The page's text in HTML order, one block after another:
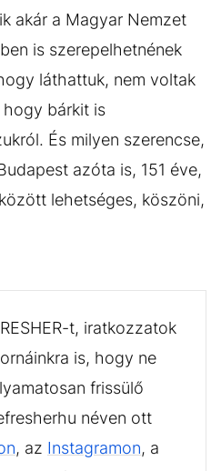
akár a Magyar Nemzet
is szerepelhetnének
láthattuk, nem voltak
bárkit is
És milyen szerencse,
azóta is, 151 éve,
lehetséges, köszöni,
t, iratkozzatok
is, hogy ne
frissülő
néven ott
, az Instagramon, a